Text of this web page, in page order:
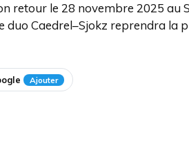
retour le 28 novembre 2025 au
Caedrel–Sjokz reprendra la
Ajouter